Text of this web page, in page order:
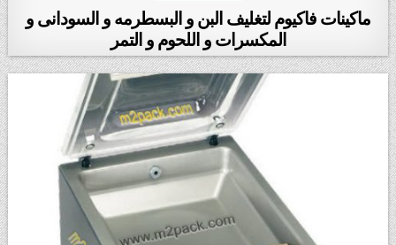
ماكينات فاكيوم لتغليف البن و البسطرمه و السودانى و
المكسرات و اللحوم و التمر